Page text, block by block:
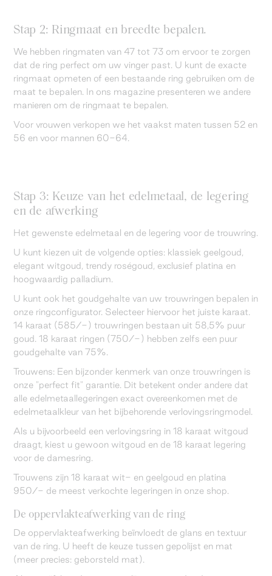
Stap 2: Ringmaat en breedte bepalen.
We hebben ringmaten van 47 tot 73 om ervoor te zorgen
dat de ring perfect om uw vinger past. U kunt de exacte
ringmaat opmeten of een bestaande ring gebruiken om de
maat te bepalen. In ons magazine presenteren we andere
manieren om de ringmaat te bepalen.
Voor vrouwen verkopen we het vaakst maten tussen 52 en
56 en voor mannen 60-64.
Stap 3: Keuze van het edelmetaal, de legering
en de afwerking
Het gewenste edelmetaal en de legering voor de trouwring.
U kunt kiezen uit de volgende opties: klassiek geelgoud,
elegant witgoud, trendy roségoud, exclusief platina en
hoogwaardig palladium.
U kunt ook het goudgehalte van uw trouwringen bepalen in
onze ringconfigurator. Selecteer hiervoor het juiste karaat.
14 karaat (585/-) trouwringen bestaan uit 58,5% puur
goud. 18 karaat ringen (750/-) hebben zelfs een puur
goudgehalte van 75%.
Trouwens: Een bijzonder kenmerk van onze trouwringen is
onze "perfect fit" garantie. Dit betekent onder andere dat
alle edelmetaallegeringen exact overeenkomen met de
edelmetaalkleur van het bijbehorende verlovingsringmodel.
Als u bijvoorbeeld een verlovingsring in 18 karaat witgoud
draagt, kiest u gewoon witgoud en de 18 karaat legering
voor de damesring.
Trouwens zijn 18 karaat wit- en geelgoud en platina
950/- de meest verkochte legeringen in onze shop.
De oppervlakteafwerking van de ring
De oppervlakteafwerking beïnvloedt de glans en textuur
van de ring. U heeft de keuze tussen gepolijst en mat
(meer precies: geborsteld mat).